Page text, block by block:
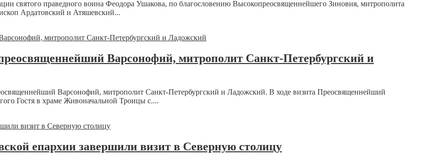
святого праведного воина Феодора Ушакова, по благословению Высокопреосвященнейшего Зиновия, митрополита
Ардатовский и Атяшевский...
Варсонофий, митрополит Санкт-Петербургский и
Варсонофий, митрополит Санкт-Петербургский и Ладожский. В ходе визита Преосвященнейший
Гостя в храме Живоначальной Троицы с....
епархии завершили визит в Северную столицу